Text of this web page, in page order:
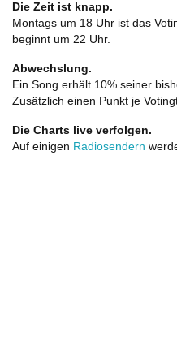
Die Zeit ist knapp.
Montags um 18 Uhr ist das
beginnt um 22 Uhr.
Abwechslung.
Ein Song erhält 10% seiner
Zusätzlich einen Punkt je
Die Charts live verfolgen.
Auf einigen Radiosendern